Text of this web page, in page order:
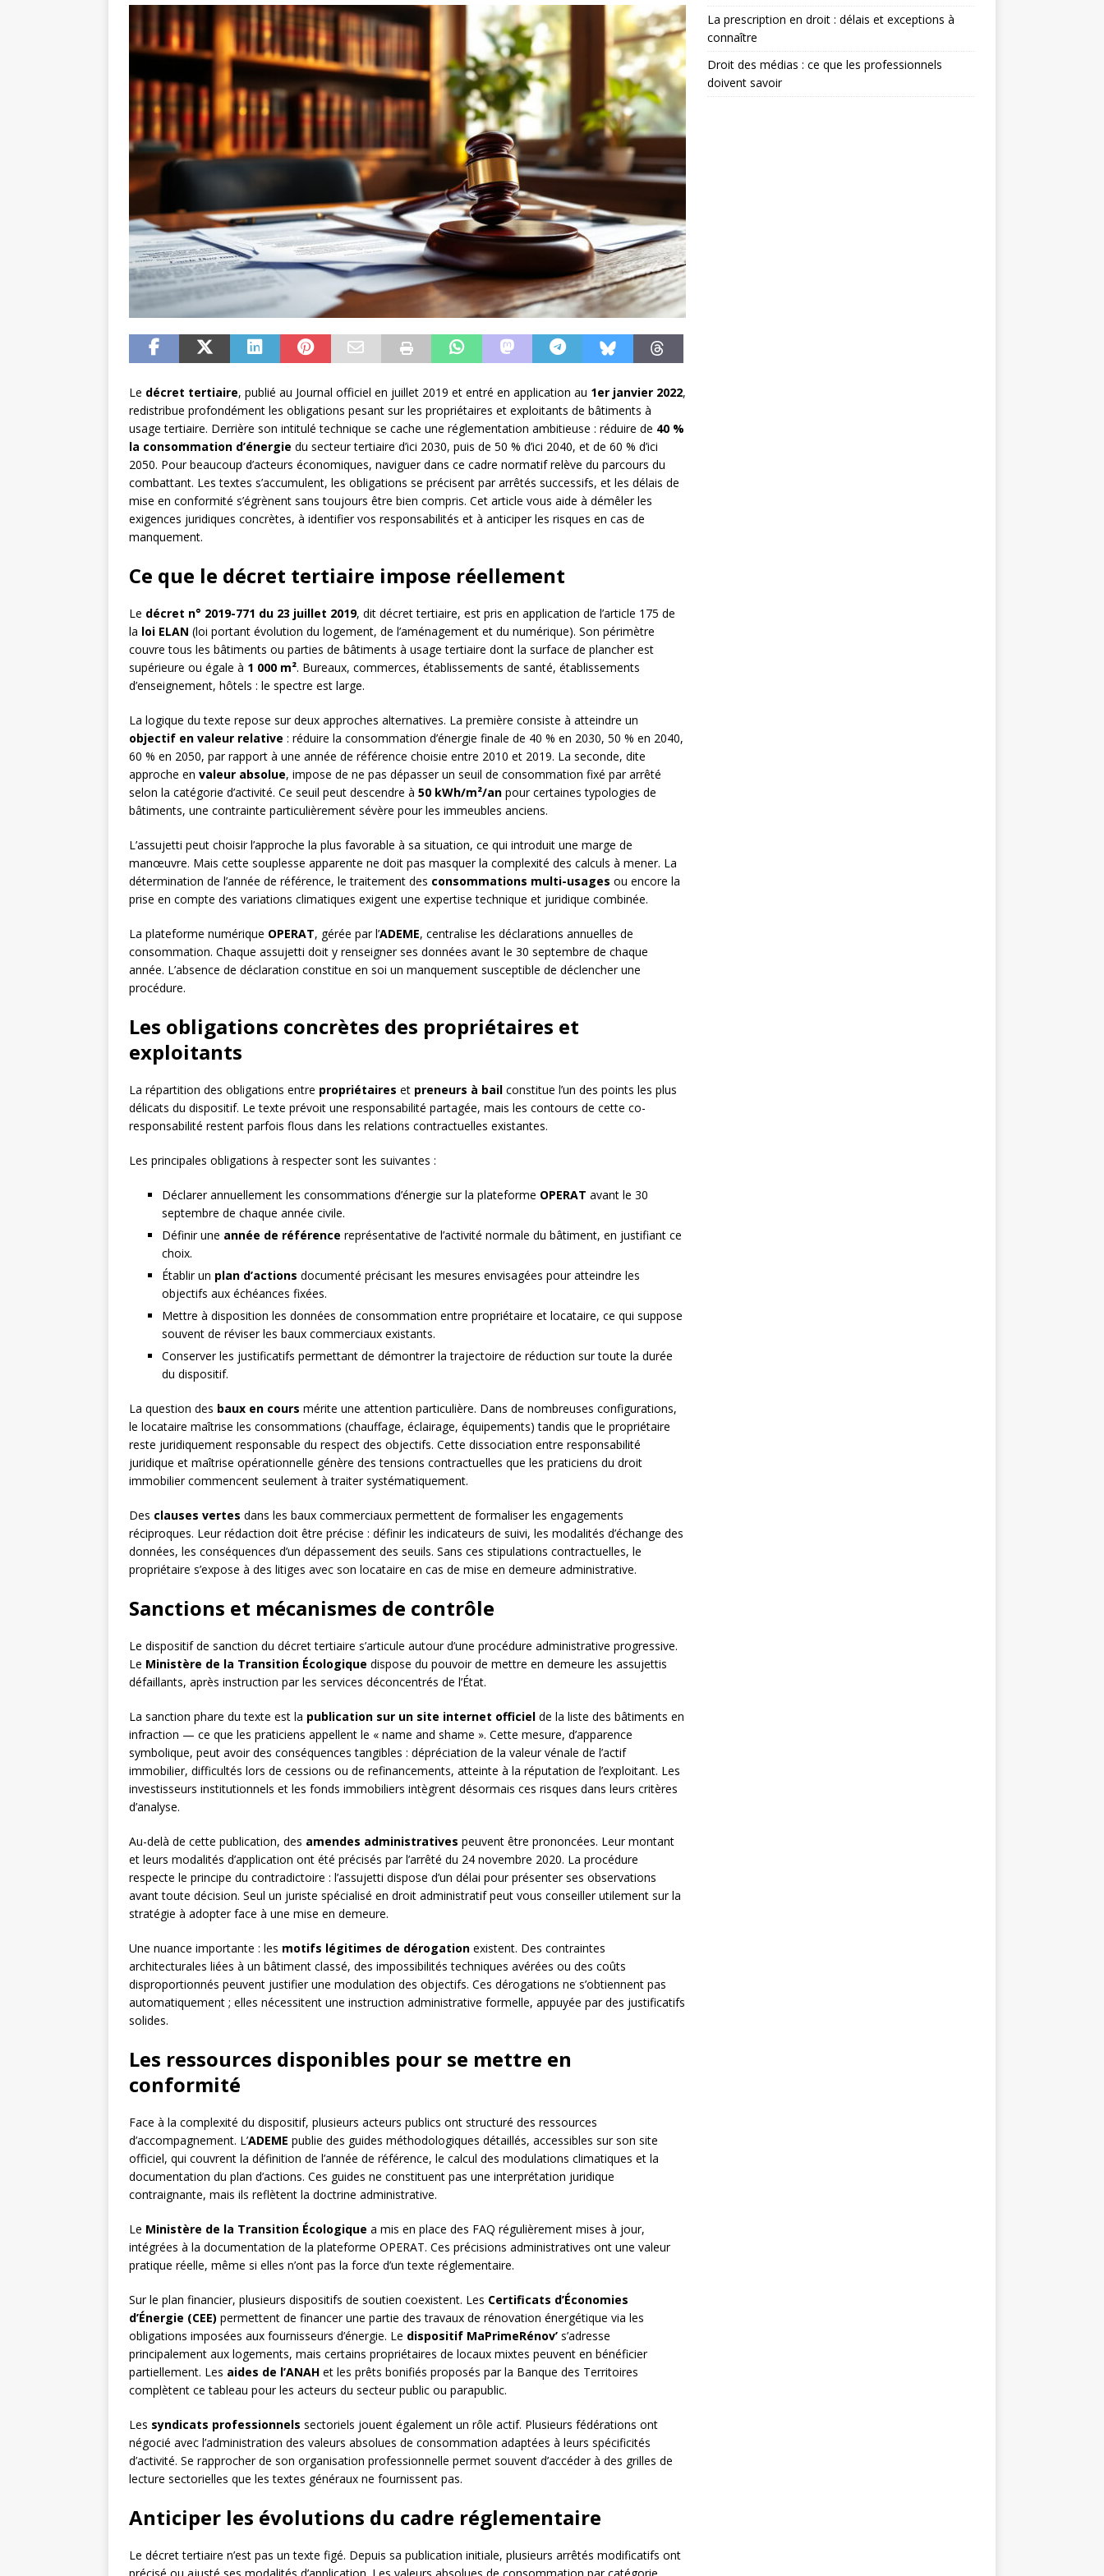
Le décret tertiaire, publié au Journal officiel en juillet 2019 et entré en application au 1er janvier 2022,
redistribue profondément les obligations pesant sur les propriétaires et exploitants de bâtiments à
usage tertiaire. Derrière son intitulé technique se cache une réglementation ambitieuse : réduire de 40 %
la consommation d’énergie du secteur tertiaire d’ici 2030, puis de 50 % d’ici 2040, et de 60 % d’ici
2050. Pour beaucoup d’acteurs économiques, naviguer dans ce cadre normatif relève du parcours du
combattant. Les textes s’accumulent, les obligations se précisent par arrêtés successifs, et les délais de
mise en conformité s’égrènent sans toujours être bien compris. Cet article vous aide à démêler les
exigences juridiques concrètes, à identifier vos responsabilités et à anticiper les risques en cas de
manquement.
Ce que le décret tertiaire impose réellement
Le décret n° 2019-771 du 23 juillet 2019, dit décret tertiaire, est pris en application de l’article 175 de
la loi ELAN (loi portant évolution du logement, de l’aménagement et du numérique). Son périmètre
couvre tous les bâtiments ou parties de bâtiments à usage tertiaire dont la surface de plancher est
supérieure ou égale à 1 000 m². Bureaux, commerces, établissements de santé, établissements
d’enseignement, hôtels : le spectre est large.
La logique du texte repose sur deux approches alternatives. La première consiste à atteindre un
objectif en valeur relative : réduire la consommation d’énergie finale de 40 % en 2030, 50 % en 2040,
60 % en 2050, par rapport à une année de référence choisie entre 2010 et 2019. La seconde, dite
approche en valeur absolue, impose de ne pas dépasser un seuil de consommation fixé par arrêté
selon la catégorie d’activité. Ce seuil peut descendre à 50 kWh/m²/an pour certaines typologies de
bâtiments, une contrainte particulièrement sévère pour les immeubles anciens.
L’assujetti peut choisir l’approche la plus favorable à sa situation, ce qui introduit une marge de
manœuvre. Mais cette souplesse apparente ne doit pas masquer la complexité des calculs à mener. La
détermination de l’année de référence, le traitement des consommations multi-usages ou encore la
prise en compte des variations climatiques exigent une expertise technique et juridique combinée.
La plateforme numérique OPERAT, gérée par l’ADEME, centralise les déclarations annuelles de
consommation. Chaque assujetti doit y renseigner ses données avant le 30 septembre de chaque
année. L’absence de déclaration constitue en soi un manquement susceptible de déclencher une
procédure.
Les obligations concrètes des propriétaires et
exploitants
La répartition des obligations entre propriétaires et preneurs à bail constitue l’un des points les plus
délicats du dispositif. Le texte prévoit une responsabilité partagée, mais les contours de cette co-
responsabilité restent parfois flous dans les relations contractuelles existantes.
Les principales obligations à respecter sont les suivantes :
Déclarer annuellement les consommations d’énergie sur la plateforme OPERAT avant le 30
septembre de chaque année civile.
Définir une année de référence représentative de l’activité normale du bâtiment, en justifiant ce
choix.
Établir un plan d’actions documenté précisant les mesures envisagées pour atteindre les
objectifs aux échéances fixées.
Mettre à disposition les données de consommation entre propriétaire et locataire, ce qui suppose
souvent de réviser les baux commerciaux existants.
Conserver les justificatifs permettant de démontrer la trajectoire de réduction sur toute la durée
du dispositif.
La question des baux en cours mérite une attention particulière. Dans de nombreuses configurations,
le locataire maîtrise les consommations (chauffage, éclairage, équipements) tandis que le propriétaire
reste juridiquement responsable du respect des objectifs. Cette dissociation entre responsabilité
juridique et maîtrise opérationnelle génère des tensions contractuelles que les praticiens du droit
immobilier commencent seulement à traiter systématiquement.
Des clauses vertes dans les baux commerciaux permettent de formaliser les engagements
réciproques. Leur rédaction doit être précise : définir les indicateurs de suivi, les modalités d’échange des
données, les conséquences d’un dépassement des seuils. Sans ces stipulations contractuelles, le
propriétaire s’expose à des litiges avec son locataire en cas de mise en demeure administrative.
Sanctions et mécanismes de contrôle
Le dispositif de sanction du décret tertiaire s’articule autour d’une procédure administrative progressive.
Le Ministère de la Transition Écologique dispose du pouvoir de mettre en demeure les assujettis
défaillants, après instruction par les services déconcentrés de l’État.
La sanction phare du texte est la publication sur un site internet officiel de la liste des bâtiments en
infraction — ce que les praticiens appellent le « name and shame ». Cette mesure, d’apparence
symbolique, peut avoir des conséquences tangibles : dépréciation de la valeur vénale de l’actif
immobilier, difficultés lors de cessions ou de refinancements, atteinte à la réputation de l’exploitant. Les
investisseurs institutionnels et les fonds immobiliers intègrent désormais ces risques dans leurs critères
d’analyse.
Au-delà de cette publication, des amendes administratives peuvent être prononcées. Leur montant
et leurs modalités d’application ont été précisés par l’arrêté du 24 novembre 2020. La procédure
respecte le principe du contradictoire : l’assujetti dispose d’un délai pour présenter ses observations
avant toute décision. Seul un juriste spécialisé en droit administratif peut vous conseiller utilement sur la
stratégie à adopter face à une mise en demeure.
Une nuance importante : les motifs légitimes de dérogation existent. Des contraintes
architecturales liées à un bâtiment classé, des impossibilités techniques avérées ou des coûts
disproportionnés peuvent justifier une modulation des objectifs. Ces dérogations ne s’obtiennent pas
automatiquement ; elles nécessitent une instruction administrative formelle, appuyée par des justificatifs
solides.
Les ressources disponibles pour se mettre en
conformité
Face à la complexité du dispositif, plusieurs acteurs publics ont structuré des ressources
d’accompagnement. L’ADEME publie des guides méthodologiques détaillés, accessibles sur son site
officiel, qui couvrent la définition de l’année de référence, le calcul des modulations climatiques et la
documentation du plan d’actions. Ces guides ne constituent pas une interprétation juridique
contraignante, mais ils reflètent la doctrine administrative.
Le Ministère de la Transition Écologique a mis en place des FAQ régulièrement mises à jour,
intégrées à la documentation de la plateforme OPERAT. Ces précisions administratives ont une valeur
pratique réelle, même si elles n’ont pas la force d’un texte réglementaire.
Sur le plan financier, plusieurs dispositifs de soutien coexistent. Les Certificats d’Économies
d’Énergie (CEE) permettent de financer une partie des travaux de rénovation énergétique via les
obligations imposées aux fournisseurs d’énergie. Le dispositif MaPrimeRénov’ s’adresse
principalement aux logements, mais certains propriétaires de locaux mixtes peuvent en bénéficier
partiellement. Les aides de l’ANAH et les prêts bonifiés proposés par la Banque des Territoires
complètent ce tableau pour les acteurs du secteur public ou parapublic.
Les syndicats professionnels sectoriels jouent également un rôle actif. Plusieurs fédérations ont
négocié avec l’administration des valeurs absolues de consommation adaptées à leurs spécificités
d’activité. Se rapprocher de son organisation professionnelle permet souvent d’accéder à des grilles de
lecture sectorielles que les textes généraux ne fournissent pas.
Anticiper les évolutions du cadre réglementaire
Le décret tertiaire n’est pas un texte figé. Depuis sa publication initiale, plusieurs arrêtés modificatifs ont
La prescription en droit : délais et exceptions à
connaître
Droit des médias : ce que les professionnels
doivent savoir